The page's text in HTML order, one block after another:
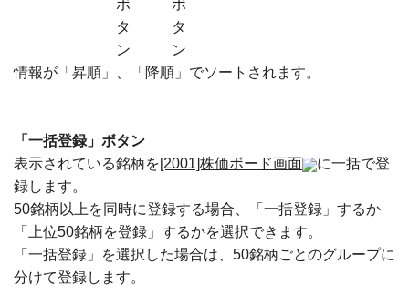
情報が「昇順」、「降順」でソートされます。
「一括登録」ボタン
表示されている銘柄を[2001]株価ボード画面
に一括で登
録します。
50銘柄以上を同時に登録する場合、「一括登録」するか
「上位50銘柄を登録」するかを選択できます。
「一括登録」を選択した場合は、50銘柄ごとのグループに
分けて登録します。